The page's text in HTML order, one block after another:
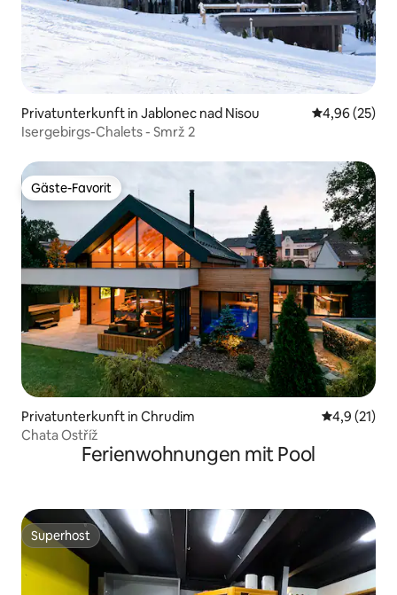
Privatunterkunft in Jablonec nad Nisou
4,96 (25)
Isergebirgs-Chalets - Smrž 2
Gäste-Favorit
Gäste-Favorit
Privatunterkunft in Chrudim
4,9 (21)
Chata Ostříž
Ferienwohnungen mit Pool
Superhost
Superhost